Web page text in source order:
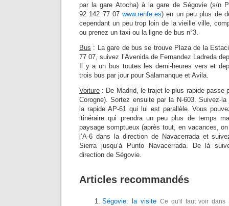
par la gare Atocha) à la gare de Ségovie (s/n
92 142 77 07www.renfe.es) en un peu plus de
cependant un peu trop loin de la vieille ville,
ou prenez un taxi ou la ligne de bus n°3.
Bus : La gare de bus se trouve Plaza de la
77 07, suivez l’Avenida de Fernandez Ladreda
Il y a un bus toutes les demi-heures vers et
trois bus par jour pour Salamanque et Avila.
Voiture : De Madrid, le trajet le plus rapide passe
Corogne). Sortez ensuite par la N-603. Suivez-la
la rapide AP-61 qui lui est parallèle. Vous
itinéraire qui prendra un peu plus de temps
paysage somptueux (après tout, en vacances,
l’A-6 dans la direction de Navacerrada et
Sierra jusqu’à Punto Navacerrada. De là
direction de Ségovie.
Articles recommandés
Ségovie: la visite Ce qu'il faut voir dans